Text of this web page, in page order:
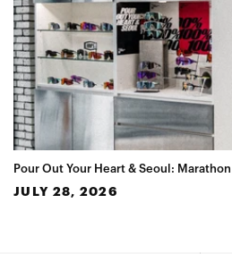
Pour Out Your Heart & Seoul:
JULY 28, 2026